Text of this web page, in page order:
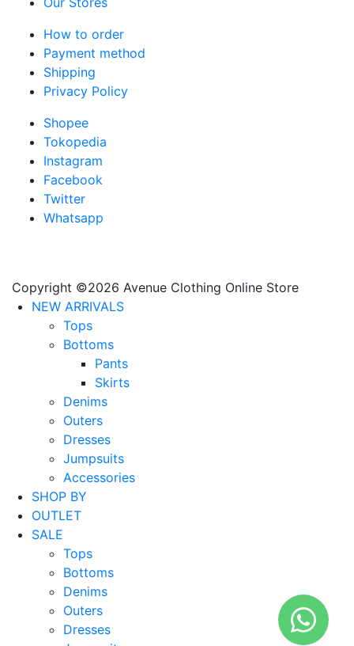
How to order
Payment method
Shipping
Privacy Policy
Shopee
Tokopedia
Instagram
Facebook
Twitter
Whatsapp
Copyright ©2026 Avenue Clothing Online Store
NEW ARRIVALS
Tops
Bottoms
Pants
Skirts
Denims
Outers
Dresses
Jumpsuits
Accessories
SHOP BY
OUTLET
SALE
Tops
Bottoms
Denims
Outers
Dresses